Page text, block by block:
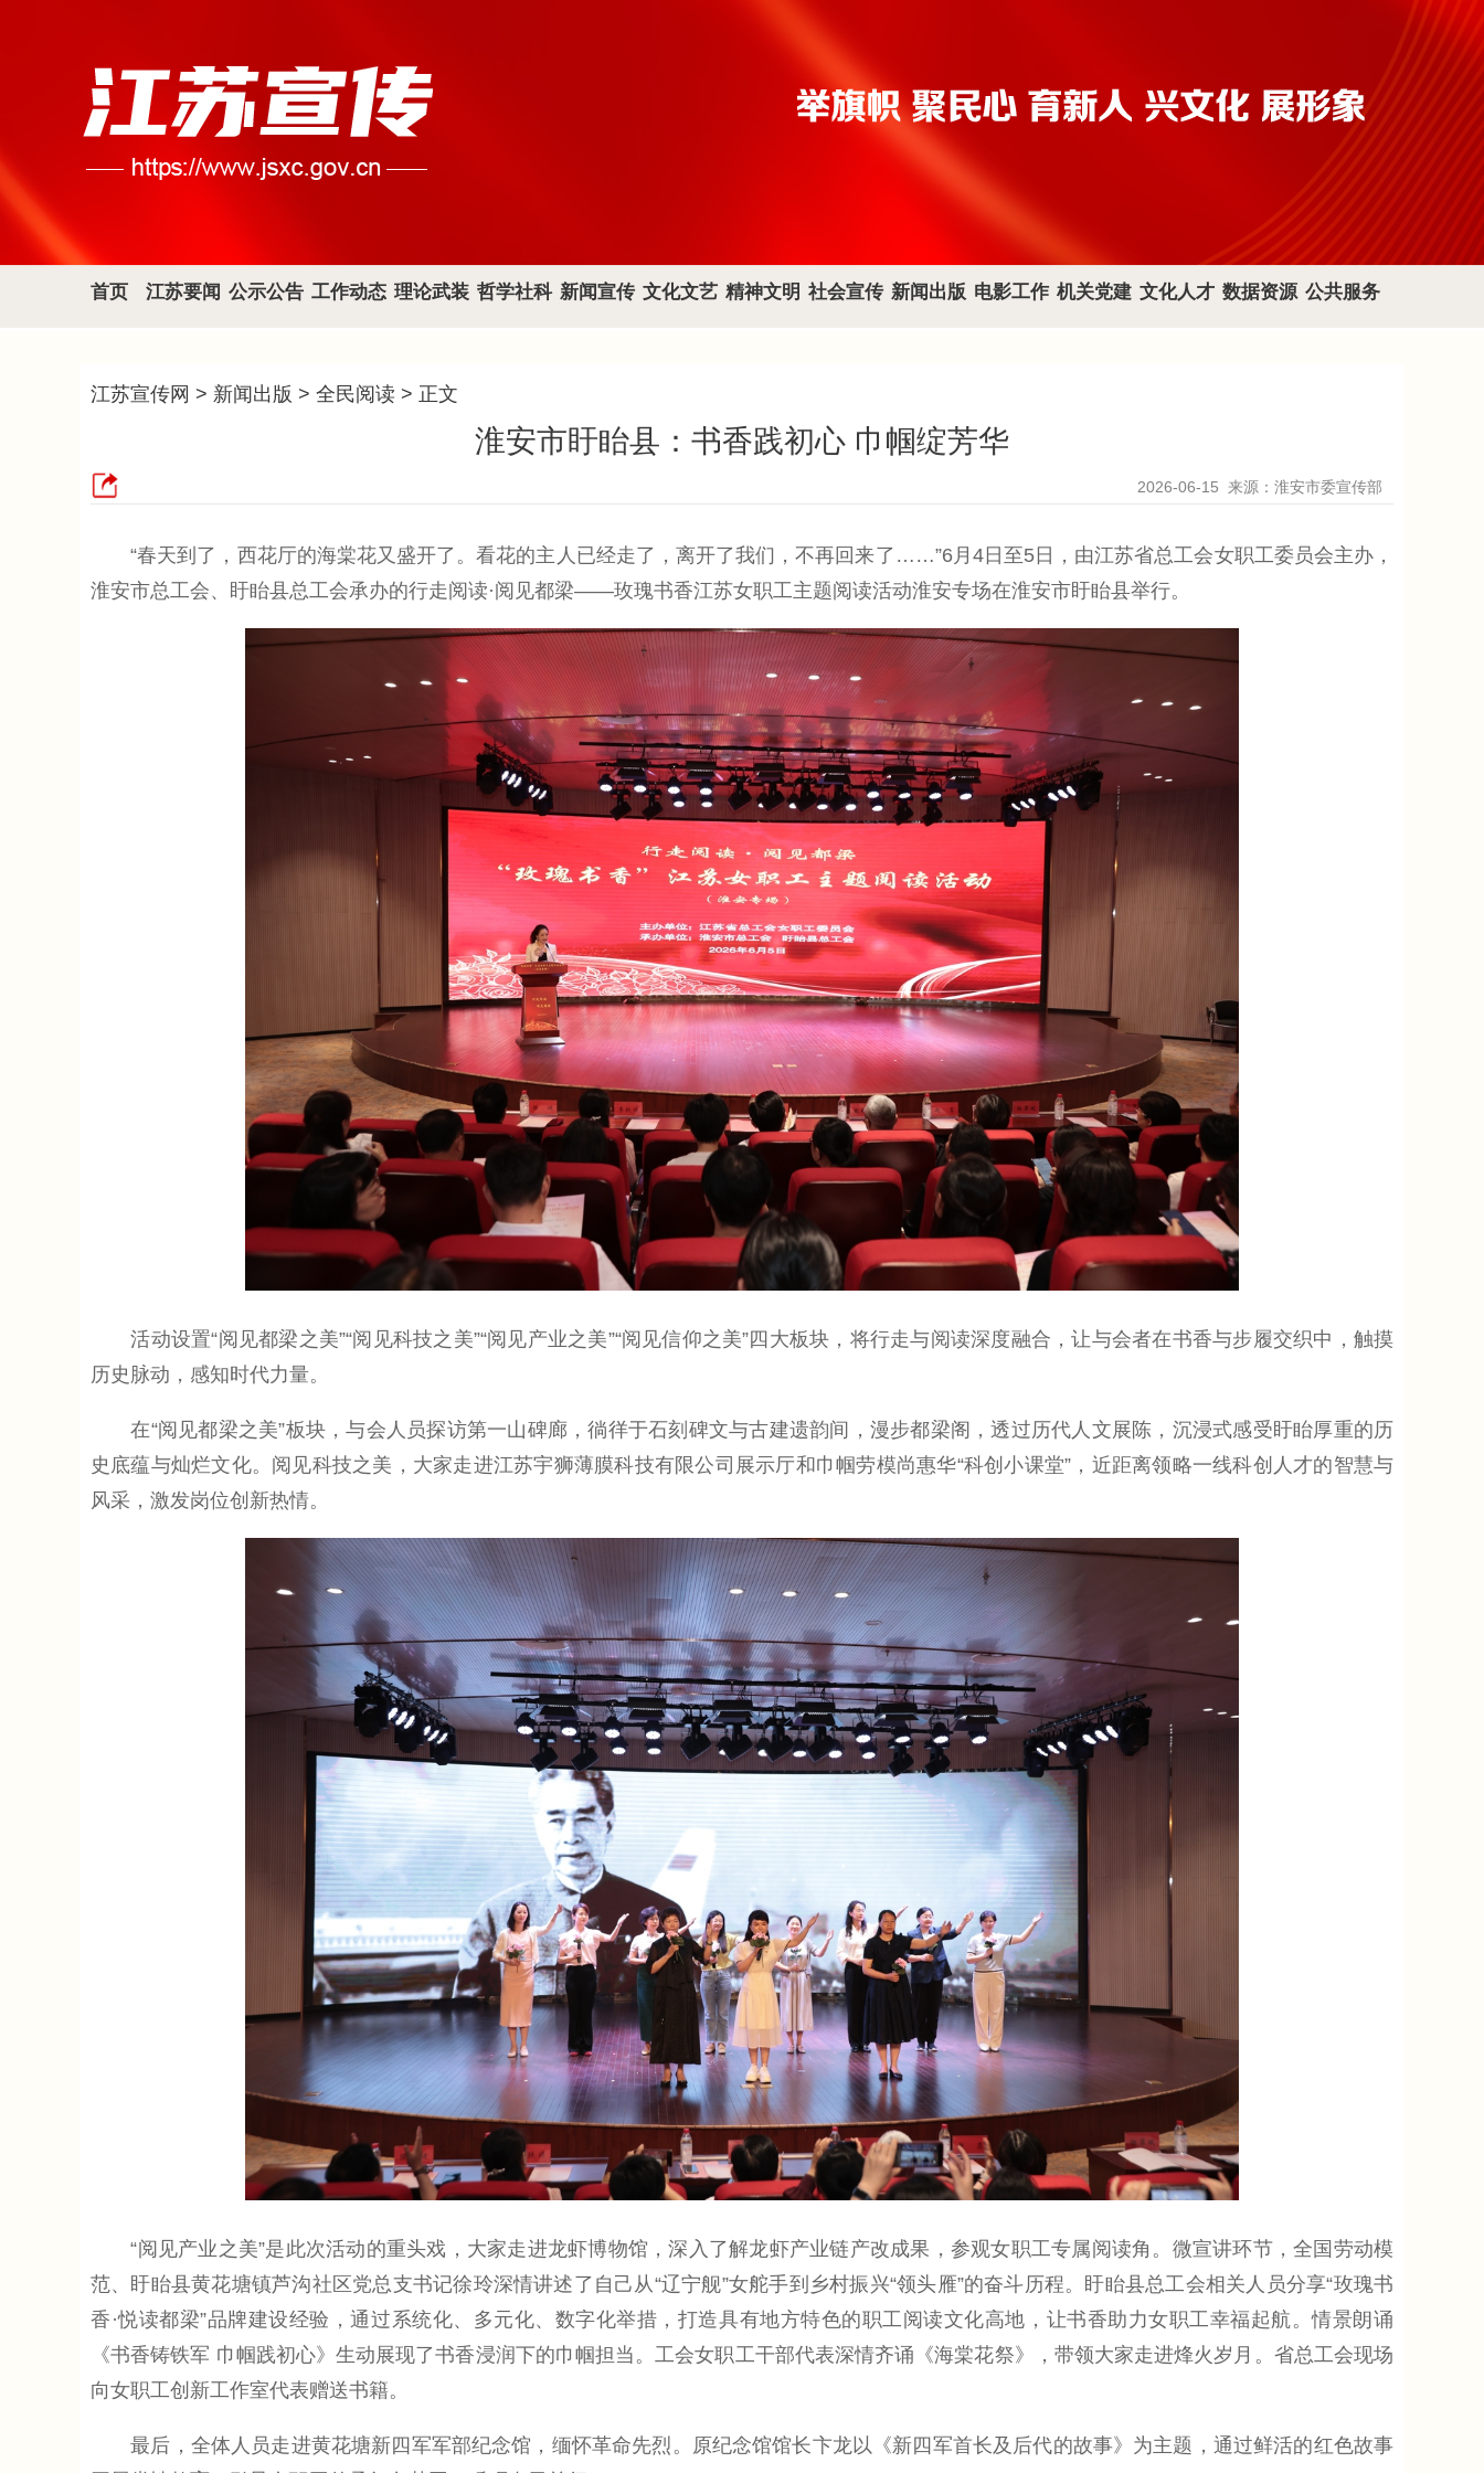
首页 江苏要闻 公示公告 工作动态 理论武装 哲学社科 新闻宣传 文化文艺 精神文明 社会宣传 新闻出版 电影工作 机关党建 文化人才 数据资源 公共服务
江苏宣传网 > 新闻出版 > 全民阅读 > 正文
淮安市盱眙县：书香践初心 巾帼绽芳华
2026-06-15 来源：淮安市委宣传部
“春天到了，西花厅的海棠花又盛开了。看花的主人已经走了，离开了我们，不再回来了……”6月4日至5日，由江苏省总工会女职工委员会主办，
淮安市总工会、盱眙县总工会承办的行走阅读·阅见都梁——玫瑰书香江苏女职工主题阅读活动淮安专场在淮安市盱眙县举行。
活动设置“阅见都梁之美”“阅见科技之美”“阅见产业之美”“阅见信仰之美”四大板块，将行走与阅读深度融合，让与会者在书香与步履交织中，触摸
历史脉动，感知时代力量。
在“阅见都梁之美”板块，与会人员探访第一山碑廊，徜徉于石刻碑文与古建遗韵间，漫步都梁阁，透过历代人文展陈，沉浸式感受盱眙厚重的历
史底蕴与灿烂文化。阅见科技之美，大家走进江苏宇狮薄膜科技有限公司展示厅和巾帼劳模尚惠华“科创小课堂”，近距离领略一线科创人才的智慧与
风采，激发岗位创新热情。
“阅见产业之美”是此次活动的重头戏，大家走进龙虾博物馆，深入了解龙虾产业链产改成果，参观女职工专属阅读角。微宣讲环节，全国劳动模
范、盱眙县黄花塘镇芦沟社区党总支书记徐玲深情讲述了自己从“辽宁舰”女舵手到乡村振兴“领头雁”的奋斗历程。盱眙县总工会相关人员分享“玫瑰书
香·悦读都梁”品牌建设经验，通过系统化、多元化、数字化举措，打造具有地方特色的职工阅读文化高地，让书香助力女职工幸福起航。情景朗诵
《书香铸铁军 巾帼践初心》生动展现了书香浸润下的巾帼担当。工会女职工干部代表深情齐诵《海棠花祭》，带领大家走进烽火岁月。省总工会现场
向女职工创新工作室代表赠送书籍。
最后，全体人员走进黄花塘新四军军部纪念馆，缅怀革命先烈。原纪念馆馆长卞龙以《新四军首长及后代的故事》为主题，通过鲜活的红色故事